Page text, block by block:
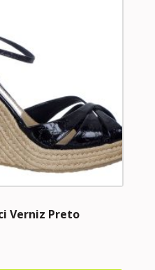
Verniz Preto